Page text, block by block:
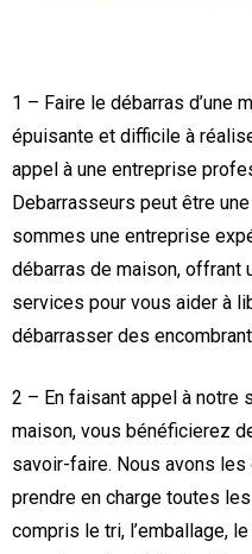
1 – Faire le débarras d’une
épuisante et difficile à
appel à une entreprise
Debarrasseurs peut être
sommes une entreprise
débarras de maison, offrant
services pour vous aider à
débarrasser des
2 – En faisant appel à notre
maison, vous bénéficierez
savoir-faire. Nous avons
prendre en charge toutes
compris le tri, l’emballage,